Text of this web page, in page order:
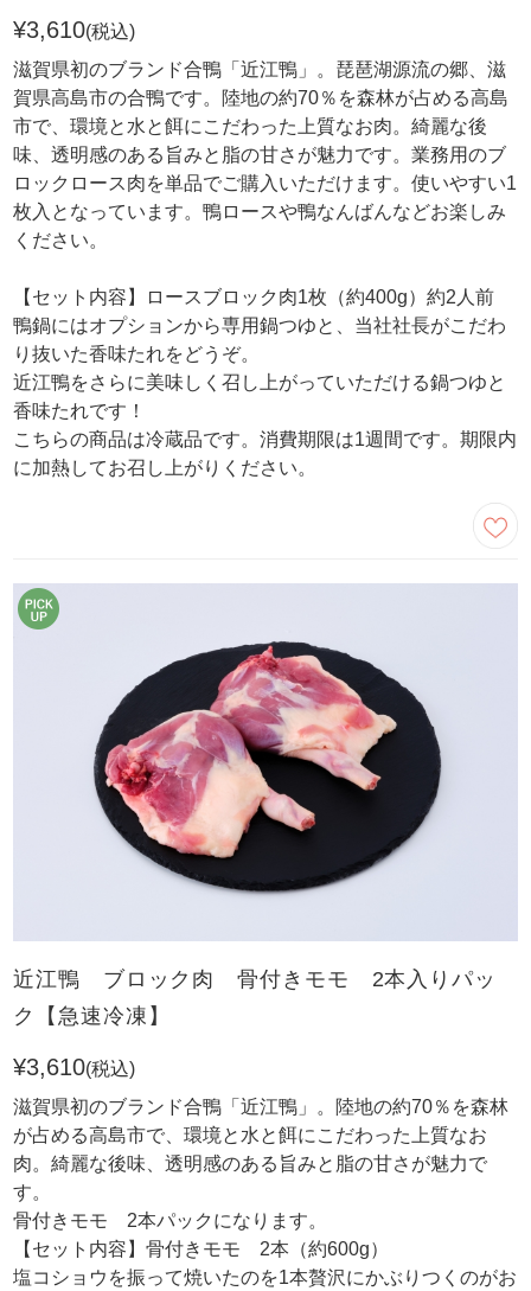
¥3,610(税込)
滋賀県初のブランド合鴨「近江鴨」。琵琶湖源流の郷、滋
賀県高島市の合鴨です。陸地の約70％を森林が占める高島
市で、環境と水と餌にこだわった上質なお肉。綺麗な後
味、透明感のある旨みと脂の甘さが魅力です。業務用のブ
ロックロース肉を単品でご購入いただけます。使いやすい1
枚入となっています。鴨ロースや鴨なんばんなどお楽しみ
ください。
【セット内容】ロースブロック肉1枚（約400g）約2人前
鴨鍋にはオプションから専用鍋つゆと、当社社長がこだわ
り抜いた香味たれをどうぞ。
近江鴨をさらに美味しく召し上がっていただける鍋つゆと
香味たれです！
こちらの商品は冷蔵品です。消費期限は1週間です。期限内
に加熱してお召し上がりください。
近江鴨 ブロック肉 骨付きモモ 2本入りパッ
ク【急速冷凍】
¥3,610(税込)
滋賀県初のブランド合鴨「近江鴨」。陸地の約70％を森林
が占める高島市で、環境と水と餌にこだわった上質なお
肉。綺麗な後味、透明感のある旨みと脂の甘さが魅力で
す。
骨付きモモ 2本パックになります。
【セット内容】骨付きモモ 2本（約600g）
塩コショウを振って焼いたのを1本贅沢にかぶりつくのがお